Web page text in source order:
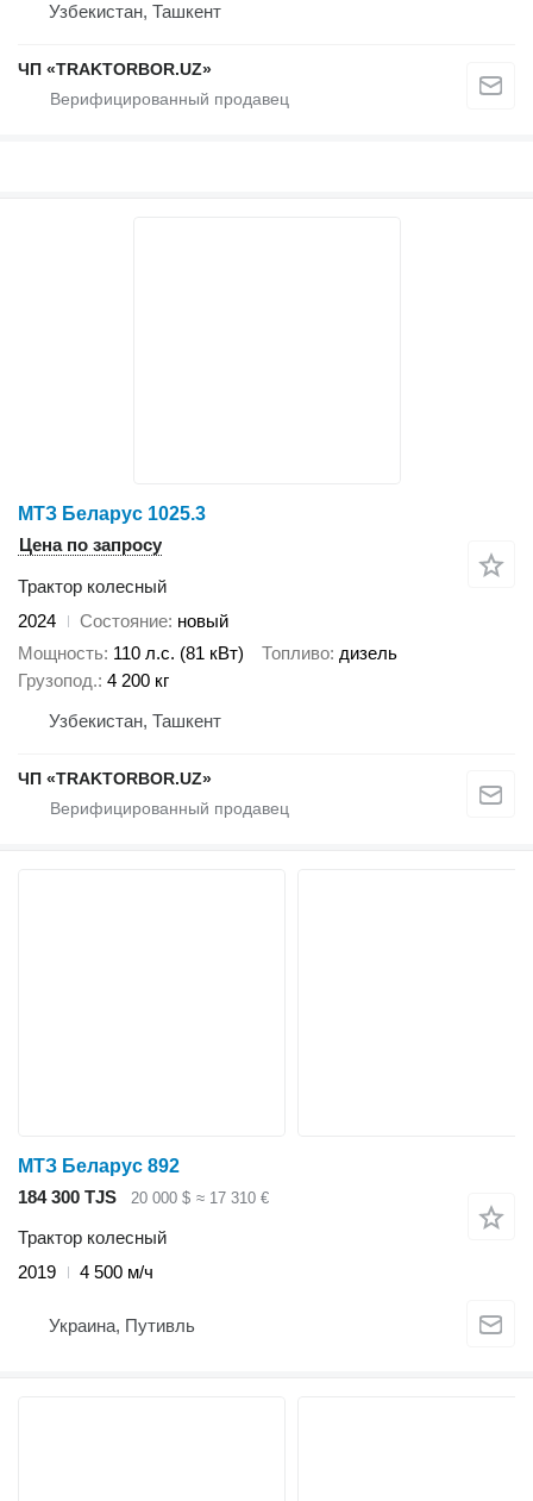
Узбекистан, Ташкент
ЧП «TRAKTORBOR.UZ»
МТЗ Беларус 1025.3
Цена по запросу
Трактор колесный
2024
Состояние новый
Мощность 110 л.с. (81 кВт) Топливо дизель
Грузопод. 4 200 кг
Узбекистан, Ташкент
ЧП «TRAKTORBOR.UZ»
МТЗ Беларус 892
184 300 TJS
20 000 $ ≈ 17 310 €
Трактор колесный
2019
4 500 м/ч
Украина, Путивль